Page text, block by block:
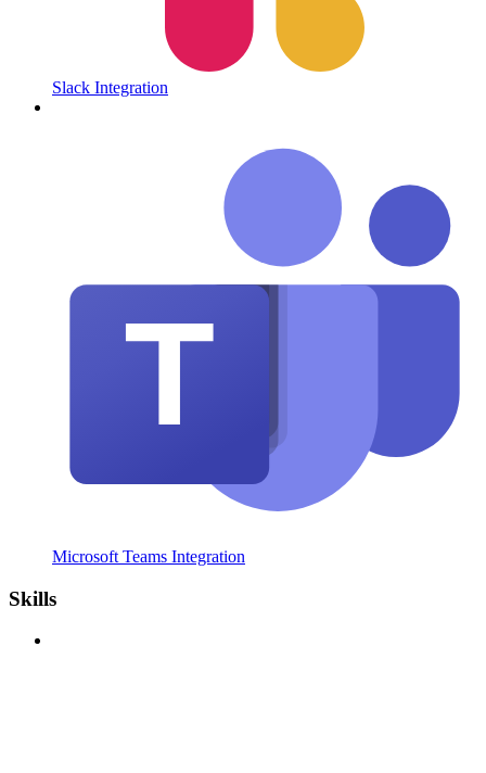
Slack Integration
Microsoft Teams Integration
Skills